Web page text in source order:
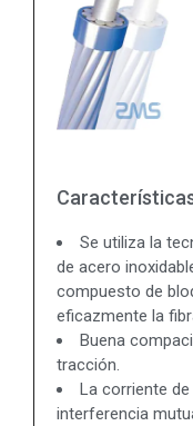
Se utiliza la
de acero
compuesto de
eficazmente la
Buena
tracción.
La corriente
interferencia